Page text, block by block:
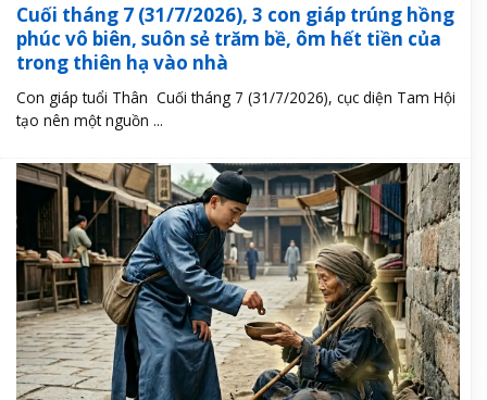
Cuối tháng 7 (31/7/2026), 3 con giáp trúng hồng
phúc vô biên, suôn sẻ trăm bề, ôm hết tiền của
trong thiên hạ vào nhà
Con giáp tuổi Thân Cuối tháng 7 (31/7/2026), cục diện Tam Hội
tạo nên một nguồn ...